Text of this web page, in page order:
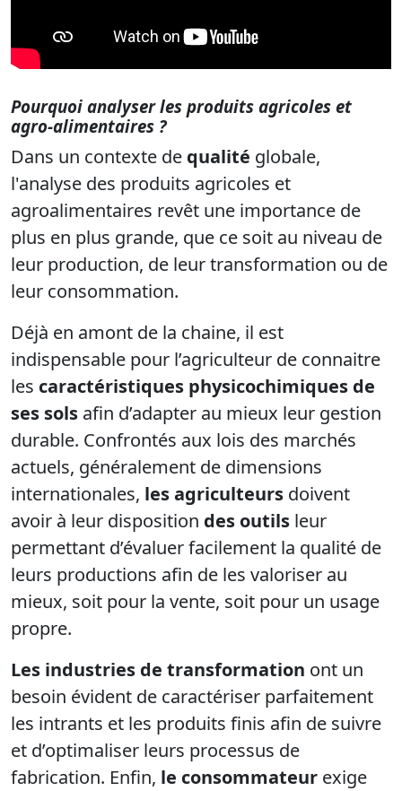
Pourquoi analyser les produits agricoles et
agro-alimentaires ?
Dans un contexte de qualité globale,
l'analyse des produits agricoles et
agroalimentaires revêt une importance de
plus en plus grande, que ce soit au niveau de
leur production, de leur transformation ou de
leur consommation.
Déjà en amont de la chaine, il est
indispensable pour l’agriculteur de connaitre
les caractéristiques physicochimiques de
ses sols afin d’adapter au mieux leur gestion
durable. Confrontés aux lois des marchés
actuels, généralement de dimensions
internationales, les agriculteurs doivent
avoir à leur disposition des outils leur
permettant d’évaluer facilement la qualité de
leurs productions afin de les valoriser au
mieux, soit pour la vente, soit pour un usage
propre.
Les industries de transformation ont un
besoin évident de caractériser parfaitement
les intrants et les produits finis afin de suivre
et d’optimaliser leurs processus de
fabrication. Enfin, le consommateur exige